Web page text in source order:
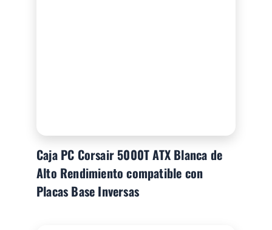
Caja PC Corsair 5000T ATX Blanca de
Alto Rendimiento compatible con
Placas Base Inversas